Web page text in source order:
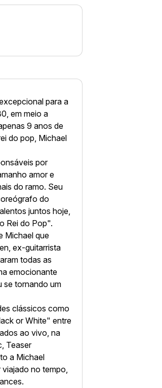
para a
em meio a
9 anos de
do pop, Michael
por
amor e
do ramo. Seu
do
juntos hoje,
Rei do Pop".
Michael que
ex-guitarrista
todas as
emocionante
se tornando um
clássicos como
or White" entre
ao vivo, na
Teaser
a Michael
no tempo,